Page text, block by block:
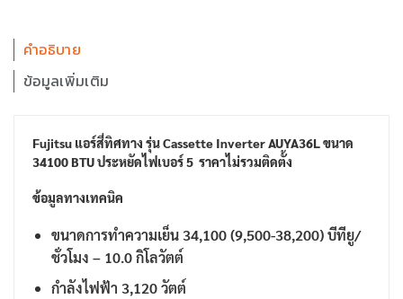
คำอธิบาย
ข้อมูลเพิ่มเติม
Fujitsu แอร์สี่ทิศทาง รุ่น Cassette Inverter AUYA36L ขนาด
34100 BTU ประหยัดไฟเบอร์ 5 ราคาไม่รวมติดตั้ง
ข้อมูลทางเทคนิค
ขนาดการทำความเย็น 34,100 (9,500-38,200) บีทียู/
ชั่วโมง – 10.0 กิโลวัตต์
กำลังไฟฟ้า 3,120 วัตต์